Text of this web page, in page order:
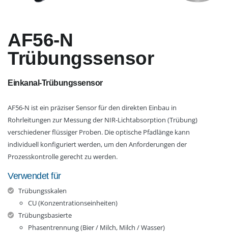
AF56-N
Trübungssensor
Einkanal-Trübungssensor
AF56-N ist ein präziser Sensor für den direkten Einbau in
Rohrleitungen zur Messung der NIR-Lichtabsorption (Trübung)
verschiedener flüssiger Proben. Die optische Pfadlänge kann
individuell konfiguriert werden, um den Anforderungen der
Prozesskontrolle gerecht zu werden.
Verwendet für
Trübungsskalen
CU (Konzentrationseinheiten)
Trübungsbasierte
Phasentrennung (Bier / Milch, Milch / Wasser)